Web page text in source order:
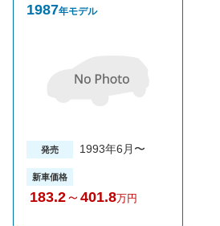
1987年モデル
発売 1993年6月〜
新車価格
183.2～ 401.8万円